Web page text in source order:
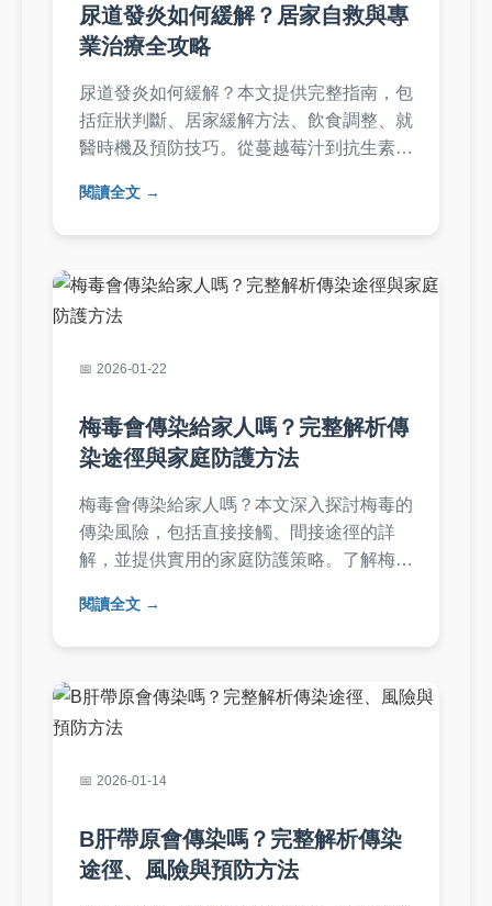
尿道發炎如何緩解？居家自救與專
業治療全攻略
尿道發炎如何緩解？本文提供完整指南，包
括症狀判斷、居家緩解方法、飲食調整、就
醫時機及預防技巧。從蔓越莓汁到抗生素治
適合台灣讀者的本土化內容，解決泌尿道感
閱讀全文
2026-01-22
梅毒會傳染給家人嗎？完整解析傳
染途徑與家庭防護方法
梅毒會傳染給家人嗎？本文深入探討梅毒的
傳染風險，包括直接接觸、間接途徑的詳
解，並提供實用的家庭防護策略。了解梅毒
侶、小孩等家人，幫助您保護家庭健康。
閱讀全文
2026-01-14
B肝帶原會傳染嗎？完整解析傳染
途徑、風險與預防方法